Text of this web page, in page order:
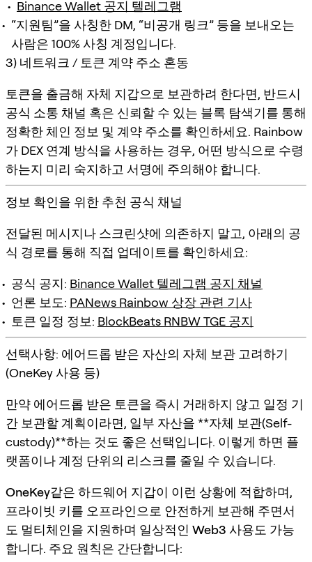
Binance Wallet 공지 텔레그램
“지원팀”을 사칭한 DM, “비공개 링크” 등을 보내오는
사람은 100% 사칭 계정입니다.
3) 네트워크 / 토큰 계약 주소 혼동
토큰을 출금해 자체 지갑으로 보관하려 한다면, 반드시
공식 소통 채널 혹은 신뢰할 수 있는 블록 탐색기를 통해
정확한체인 정보 및 계약 주소를 확인하세요. Rainbow
가 DEX 연계 방식을 사용하는 경우, 어떤 방식으로 수령
하는지 미리 숙지하고 서명에 주의해야 합니다.
정보 확인을 위한 추천 공식 채널
전달된 메시지나 스크린샷에 의존하지 말고, 아래의 공
식 경로를 통해 직접 업데이트를 확인하세요:
공식 공지: Binance Wallet 텔레그램 공지 채널
언론 보도: PANews Rainbow 상장 관련 기사
토큰 일정 정보: BlockBeats RNBW TGE 공지
선택사항: 에어드롭 받은 자산의 자체 보관 고려하기
(OneKey 사용 등)
만약 에어드롭 받은 토큰을 즉시 거래하지 않고 일정 기
간 보관할 계획이라면, 일부 자산을 **자체 보관(Self-
custody)**하는 것도 좋은 선택입니다. 이렇게 하면 플
랫폼이나 계정 단위의 리스크를 줄일 수 있습니다.
OneKey같은 하드웨어 지갑이 이런 상황에 적합하며,
프라이빗 키를 오프라인으로 안전하게 보관해 주면서
도 멀티체인을 지원하며 일상적인 Web3 사용도 가능
합니다. 주요 원칙은 간단합니다: